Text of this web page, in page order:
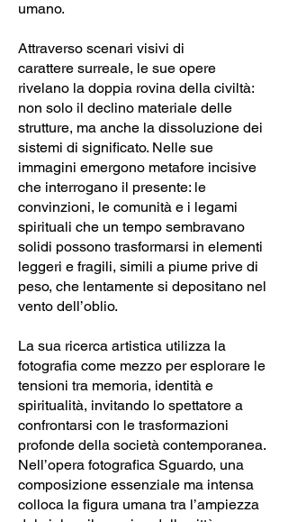
umano.
Attraverso scenari visivi di
carattere surreale, le sue opere
rivelano la doppia rovina della civiltà:
non solo il declino materiale delle
strutture, ma anche la dissoluzione dei
sistemi di significato. Nelle sue
immagini emergono metafore incisive
che interrogano il presente: le
convinzioni, le comunità e i legami
spirituali che un tempo sembravano
solidi possono trasformarsi in elementi
leggeri e fragili, simili a piume prive di
peso, che lentamente si depositano nel
vento dell’oblio.
La sua ricerca artistica utilizza la
fotografia come mezzo per esplorare le
tensioni tra memoria, identità e
spiritualità, invitando lo spettatore a
confrontarsi con le trasformazioni
profonde della società contemporanea.
Nell’opera fotografica Sguardo, una
composizione essenziale ma intensa
colloca la figura umana tra l’ampiezza